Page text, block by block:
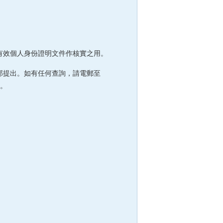
個人身份證明文件作核實之用。
出。如有任何查詢，請電郵至